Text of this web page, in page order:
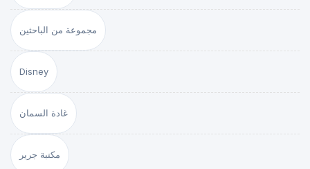
مجموعة من الباحثين
Disney
غادة السمان
مكتبة جرير